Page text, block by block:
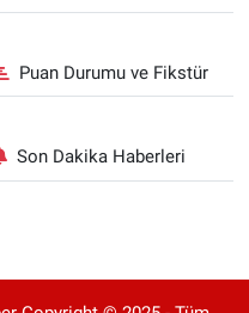
Puan Durumu ve Fikstür
Son Dakika Haberleri